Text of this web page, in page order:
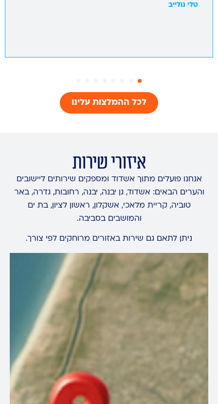
טלי גולייב
לכל ההמלצות עלינו
איזורי שירות
אנחנו פועלים מתוך אשדוד ומספקים שירותים ליישובים
והערים הבאים: אשדוד, גן יבנה, יבנה, רחובות, גדרה, באר
טוביה, קריית מלאכי, אשקלון, ראשון לציון, בת ים
והמושבים בסביבה.
ניתן לתאם גם שירות באזורים מרוחקים לפי צורך.